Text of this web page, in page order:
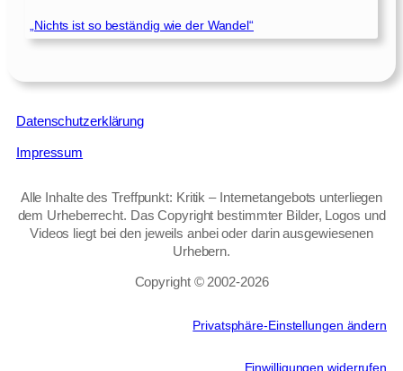
„Nichts ist so beständig wie der Wandel“
Datenschutzerklärung
Impressum
Alle Inhalte des Treffpunkt: Kritik – Internetangebots unterliegen
dem Urheberrecht. Das Copyright bestimmter Bilder, Logos und
Videos liegt bei den jeweils anbei oder darin ausgewiesenen
Urhebern.
Copyright © 2002‑2026
Privatsphäre-Einstellungen ändern
Einwilligungen widerrufen